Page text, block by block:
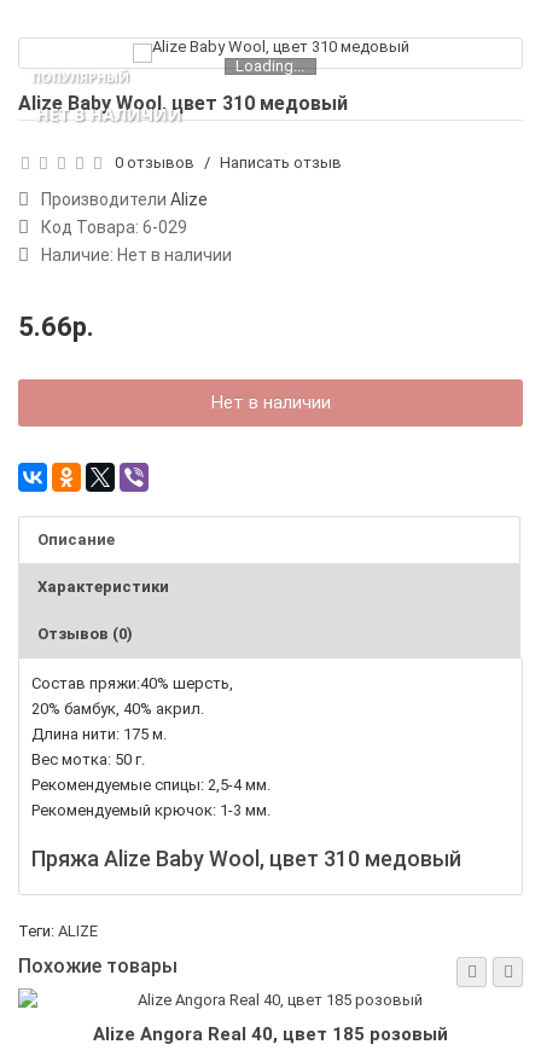
ПОПУЛЯРНЫЙ
НЕТ В НАЛИЧИИ
Loading...
Alize Baby Wool, цвет 310 медовый
0 отзывов / Написать отзыв
Производители Alize
Код Товара: 6-029
Наличие: Нет в наличии
5.66р.
Нет в наличии
Описание
Характеристики
Отзывов (0)
Состав пряжи:40% шерсть,
20% бамбук, 40% акрил.
Длина нити: 175 м.
Вес мотка: 50 г.
Рекомендуемые спицы: 2,5-4 мм.
Рекомендуемый крючок: 1-3 мм.
Пряжа Alize Baby Wool, цвет 310 медовый
Теги: ALIZE
Похожие товары
Alize Angora Real 40, цвет 51